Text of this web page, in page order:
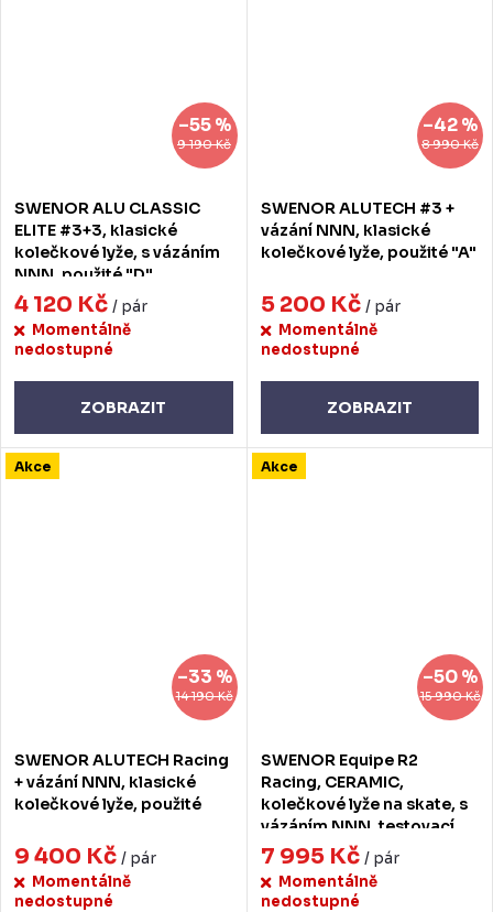
9 190 Kč
–55 %
SWENOR ALU CLASSIC
ELITE #3+3, klasické
kolečkové lyže, s vázáním
NNN, použité "D"
4 120 Kč / pár
Momentálně
nedostupné
ZOBRAZIT
8 990 Kč
–42 %
SWENOR ALUTECH #3 +
vázání NNN, klasické
kolečkové lyže, použité "A"
5 200 Kč / pár
Momentálně
nedostupné
ZOBRAZIT
Akce
14 190 Kč
–33 %
SWENOR ALUTECH Racing
+ vázání NNN, klasické
kolečkové lyže, použité
9 400 Kč / pár
Momentálně
nedostupné
Akce
15 990 Kč
–50 %
SWENOR Equipe R2
Racing, CERAMIC,
kolečkové lyže na skate, s
vázáním NNN, testovací
(78A)
7 995 Kč / pár
Momentálně
nedostupné